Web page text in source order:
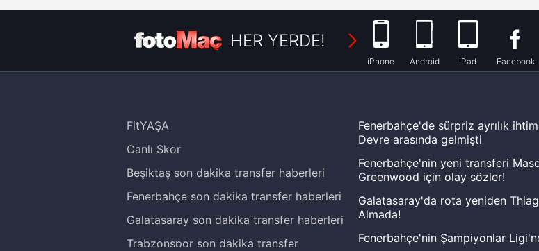
HER YERDE!
iPhone Android iPad Facebook
FitYAŞA
Canlı Skor
Beşiktaş son dakika transfer haberleri
Fenerbahçe son dakika transfer haberleri
Galatasaray son dakika transfer haberleri
Trabzonspor son dakika transfer
Fenerbahçe'de sürpriz ayrılık
Devre arasında gelmişti
Fenerbahçe'nin yeni transferi
Greenwood için olay sözler!
Galatasaray'da rota yeniden
Almada!
Fenerbahçe'nin Şampiyonlar